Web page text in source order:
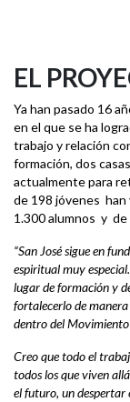
EL
Ya han pasado 16
en el que se ha
trabajo y relación
formación, dos
actualmente para
de 198 jóvenes han
1.300 alumnos y
“San José sigue en
espiritual muy
lugar de formación y
fortalecerlo de
dentro del
Creo que todo el
todos los que viven
el futuro, un despertar